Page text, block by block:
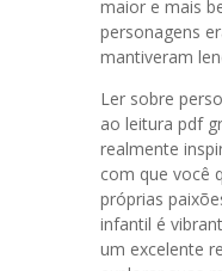
maior e mais
personagens
mantiveram
Ler sobre
ao leitura pdf
realmente
com que você
próprias
infantil é
um excelente